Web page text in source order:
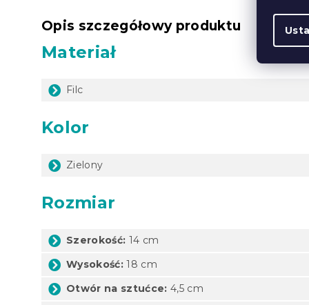
Opis szczegółowy produktu
Materiał
Filc
Kolor
Zielony
Rozmiar
Szerokość: 14 cm
Wysokość: 18 cm
Otwór na sztućce: 4,5 cm